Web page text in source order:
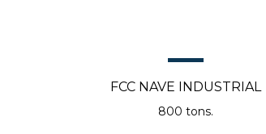
FCC NAVE INDUSTRIAL
800 tons.